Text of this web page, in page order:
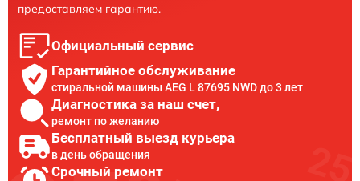
предоставляем гарантию.
Официальный сервис
Гарантийное обслуживание
стиральной машины AEG L 87695 NWD до 3 лет
Диагностика за наш счет,
ремонт по желанию
Бесплатный выезд курьера
в день обращения
Срочный ремонт